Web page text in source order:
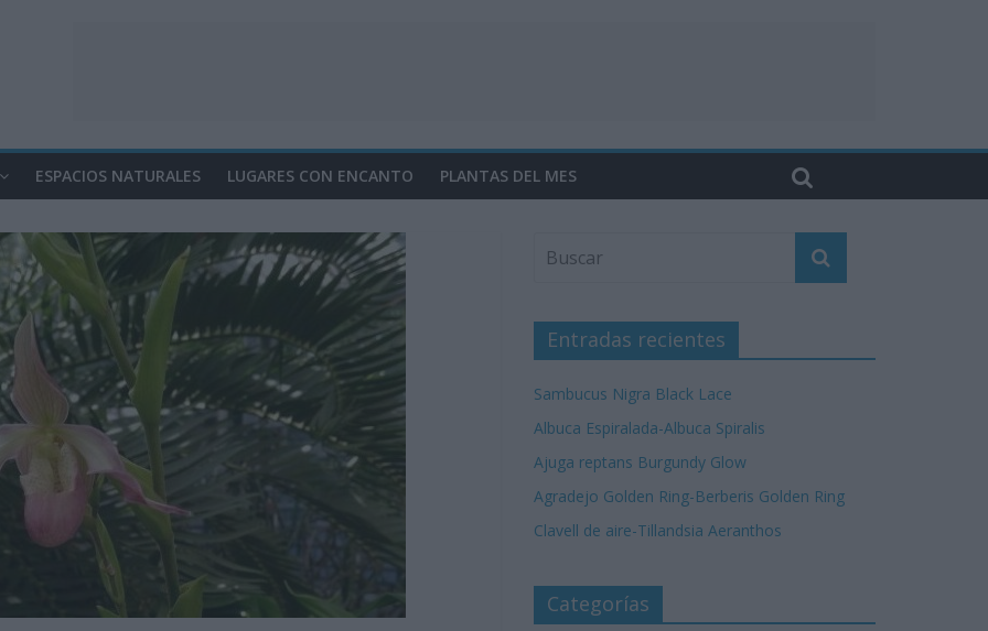
ESPACIOS NATURALES LUGARES CON ENCANTO PLANTAS DEL MES
Entradas recientes
Sambucus Nigra Black Lace
Albuca Espiralada-Albuca Spiralis
Ajuga reptans Burgundy Glow
Agradejo Golden Ring-Berberis Golden Ring
Clavell de aire-Tillandsia Aeranthos
Categorías